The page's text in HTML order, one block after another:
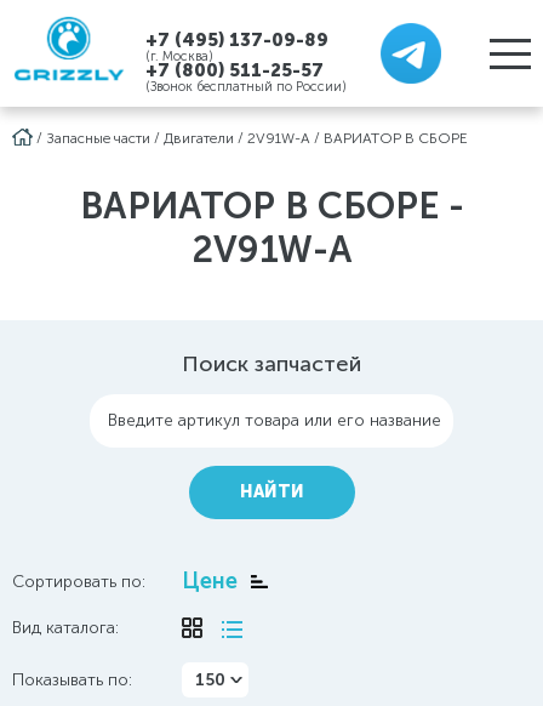
+7 (495) 137-09-89
(г. Москва)
+7 (800) 511-25-57
(Звонок бесплатный по России)
/ Запасные части / Двигатели / 2V91W-A / ВАРИАТОР В СБОРЕ
ВАРИАТОР В СБОРЕ -
2V91W-A
Поиск запчастей
Введите артикул товара или его название
НАЙТИ
Сортировать по: Цене
Вид каталога:
Показывать по: 150